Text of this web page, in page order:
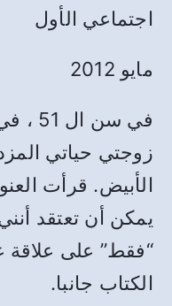
اجتماعي الأول
مايو 2012
في
زوجتي حياتي
الأبيض. قرأت
يمكن أن تعتقد
“فقط” على علاقة
الكتاب جانبا.